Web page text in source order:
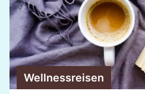
Wellnessreisen